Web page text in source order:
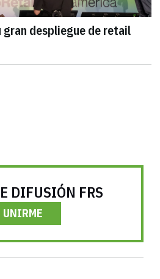
despliegue de retail
DIFUSIÓN FRS
UNIRME